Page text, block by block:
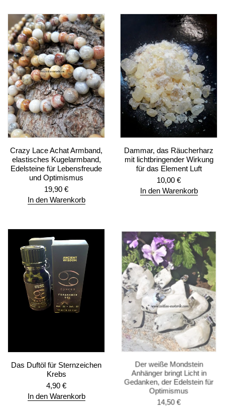
Crazy Lace Achat Armband,
elastisches Kugelarmband,
Edelsteine für Lebensfreude
und Optimismus
19,90 €
In den Warenkorb
Dammar, das Räucherharz
mit lichtbringender Wirkung
für das Element Luft
10,00 €
In den Warenkorb
Das Duftöl für Sternzeichen
Krebs
4,90 €
In den Warenkorb
Der weiße Mondstein
Anhänger bringt Licht in
Gedanken, der Edelstein für
Optimismus
14,50€